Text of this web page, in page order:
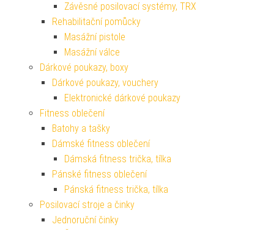
Závěsné posilovací systémy, TRX
Rehabilitační pomůcky
Masážní pistole
Masážní válce
Dárkové poukazy, boxy
Dárkové poukazy, vouchery
Elektronické dárkové poukazy
Fitness oblečení
Batohy a tašky
Dámské fitness oblečení
Dámská fitness trička, tílka
Pánské fitness oblečení
Pánská fitness trička, tílka
Posilovací stroje a činky
Jednoruční činky